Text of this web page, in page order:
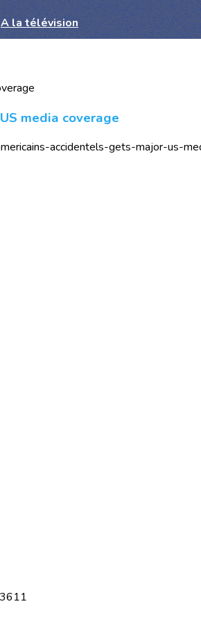
A la télévision
media coverage
accidentels-gets-major-us-